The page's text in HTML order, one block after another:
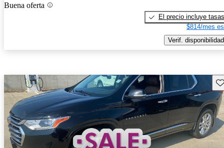
Buena oferta
El precio incluye tasas
$814/mes
Verif. disponibilidad